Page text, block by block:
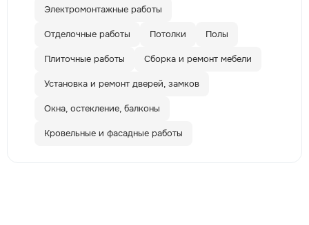
Электромонтажные работы
Отделочные работы Потолки Полы
Плиточные работы Сборка и ремонт мебели
Установка и ремонт дверей, замков
Окна, остекление, балконы
Кровельные и фасадные работы